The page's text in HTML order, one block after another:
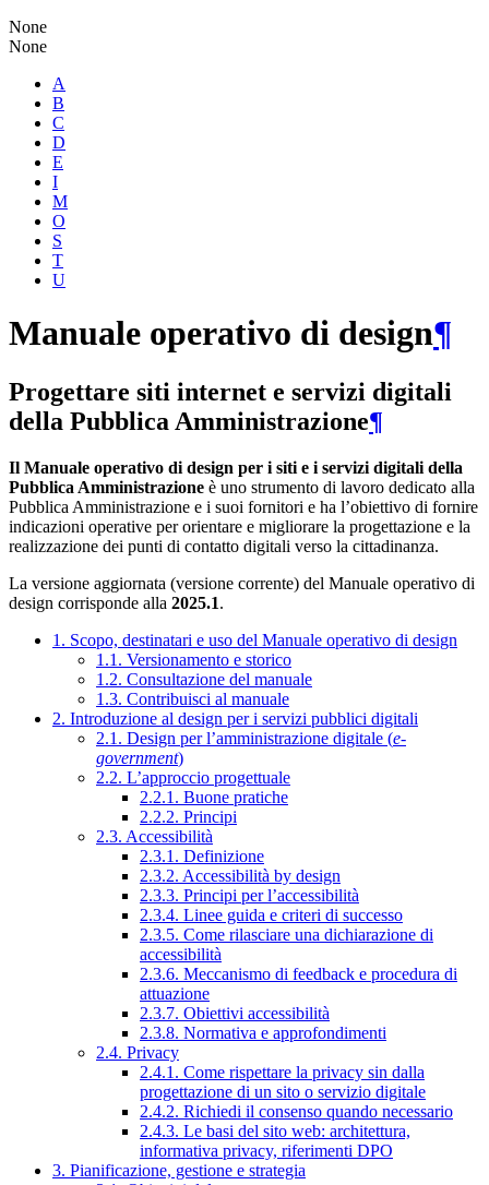
None
None
A
B
C
D
E
I
M
O
S
T
U
Manuale operativo di design¶
Progettare siti internet e servizi digitali
della Pubblica Amministrazione¶
Il Manuale operativo di design per i siti e i servizi digitali della
Pubblica Amministrazione è uno strumento di lavoro dedicato alla
Pubblica Amministrazione e i suoi fornitori e ha l’obiettivo di fornire
indicazioni operative per orientare e migliorare la progettazione e la
realizzazione dei punti di contatto digitali verso la cittadinanza.
La versione aggiornata (versione corrente) del Manuale operativo di
design corrisponde alla 2025.1.
1. Scopo, destinatari e uso del Manuale operativo di design
1.1. Versionamento e storico
1.2. Consultazione del manuale
1.3. Contribuisci al manuale
2. Introduzione al design per i servizi pubblici digitali
2.1. Design per l’amministrazione digitale (e-
government)
2.2. L’approccio progettuale
2.2.1. Buone pratiche
2.2.2. Principi
2.3. Accessibilità
2.3.1. Definizione
2.3.2. Accessibilità by design
2.3.3. Principi per l’accessibilità
2.3.4. Linee guida e criteri di successo
2.3.5. Come rilasciare una dichiarazione di
accessibilità
2.3.6. Meccanismo di feedback e procedura di
attuazione
2.3.7. Obiettivi accessibilità
2.3.8. Normativa e approfondimenti
2.4. Privacy
2.4.1. Come rispettare la privacy sin dalla
progettazione di un sito o servizio digitale
2.4.2. Richiedi il consenso quando necessario
2.4.3. Le basi del sito web: architettura,
informativa privacy, riferimenti DPO
3. Pianificazione, gestione e strategia